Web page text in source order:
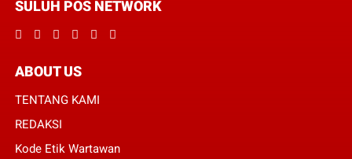
SULUH POS NETWORK
ABOUT US
TENTANG KAMI
REDAKSI
Kode Etik Wartawan